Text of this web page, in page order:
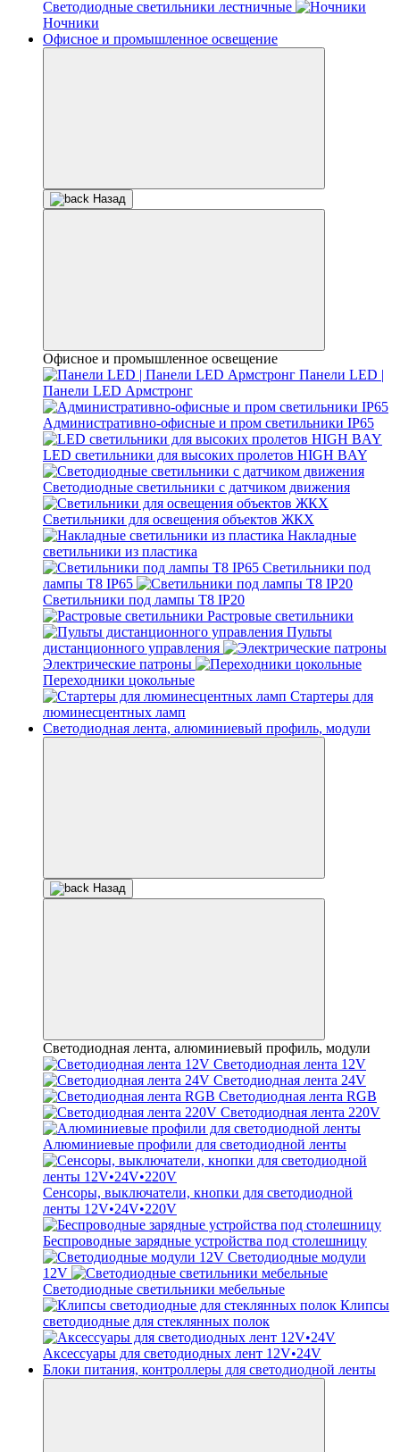
Светодиодные светильники лестничные
Ночники
Офисное и промышленное освещение
Назад
Офисное и промышленное освещение
Панели LED |
Панели LED Армстронг
Административно-офисные и пром светильники IP65
LED светильники для высоких пролетов HIGH BAY
Светодиодные светильники с датчиком движения
Светильники для освещения объектов ЖКХ
Накладные
светильники из пластика
Светильники под
лампы Т8 IP65
Светильники под лампы Т8 IP20
Растровые светильники
Пульты
дистанционного управления
Электрические патроны
Переходники цокольные
Стартеры для
люминесцентных ламп
Светодиодная лента, алюминиевый профиль, модули
Назад
Светодиодная лента, алюминиевый профиль, модули
Светодиодная лента 12V
Светодиодная лента 24V
Светодиодная лента RGB
Светодиодная лента 220V
Алюминиевые профили для светодиодной ленты
Сенсоры, выключатели, кнопки для светодиодной
ленты 12V•24V•220V
Беспроводные зарядные устройства под столешницу
Светодиодные модули
12V
Светодиодные светильники мебельные
Клипсы
светодиодные для стеклянных полок
Аксессуары для светодиодных лент 12V•24V
Блоки питания, контроллеры для светодиодной ленты